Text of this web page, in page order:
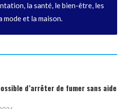
la santé, le bien-être, les
mode et la maison.
d’arrêter de fumer sans aide